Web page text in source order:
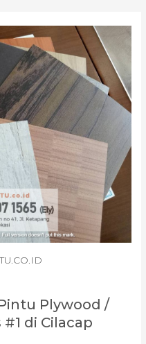
Plywood /
di Cilacap